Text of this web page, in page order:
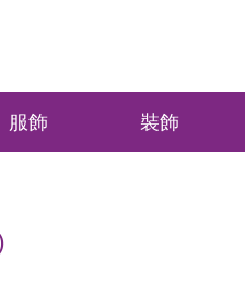
服飾 裝飾